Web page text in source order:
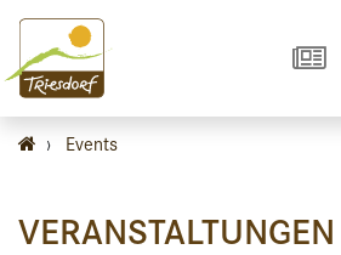
› Events
VERANSTALTUNGEN